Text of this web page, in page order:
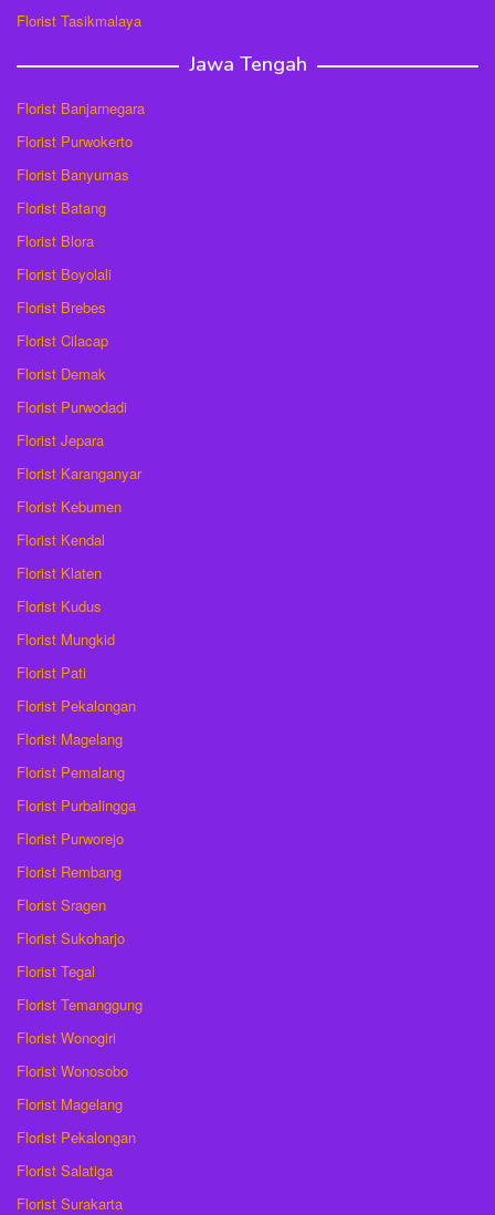
Florist Tasikmalaya
Jawa Tengah
Florist Banjarnegara
Florist Purwokerto
Florist Banyumas
Florist Batang
Florist Blora
Florist Boyolali
Florist Brebes
Florist Cilacap
Florist Demak
Florist Purwodadi
Florist Jepara
Florist Karanganyar
Florist Kebumen
Florist Kendal
Florist Klaten
Florist Kudus
Florist Mungkid
Florist Pati
Florist Pekalongan
Florist Magelang
Florist Pemalang
Florist Purbalingga
Florist Purworejo
Florist Rembang
Florist Sragen
Florist Sukoharjo
Florist Tegal
Florist Temanggung
Florist Wonogiri
Florist Wonosobo
Florist Magelang
Florist Pekalongan
Florist Salatiga
Florist Surakarta